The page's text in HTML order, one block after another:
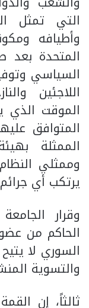
التي تمثل
وأطيافه
المتحدة بعد
السياسي
اللاجئين
الموقت الذي
المتوافق
الممثلة
وممثلي
يرتكب أي
وقرار
الحاكم من
السوري لا
والتسوية
ثالثاً، إن